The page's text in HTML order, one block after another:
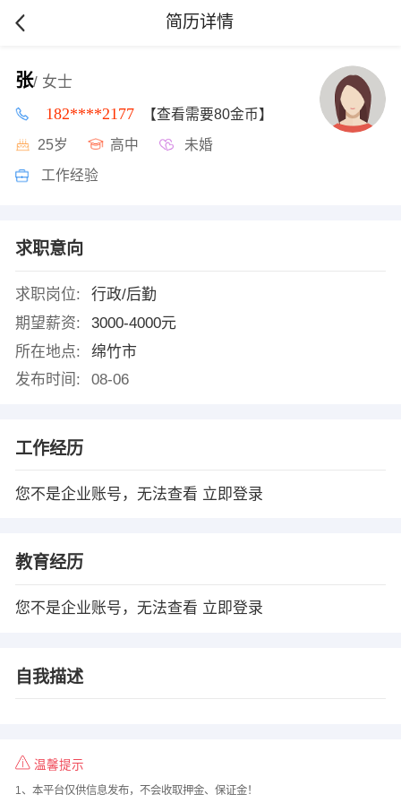
简历详情
张/ 女士
182****2177 【查看需要80金币】
25岁 高中 未婚
工作经验
求职意向
求职岗位:
行政/后勤
期望薪资:
3000-4000元
所在地点:
绵竹市
发布时间:
08-06
工作经历
您不是企业账号，无法查看 立即登录
教育经历
您不是企业账号，无法查看 立即登录
自我描述
温馨提示
1、本平台仅供信息发布，不会收取押金、保证金！